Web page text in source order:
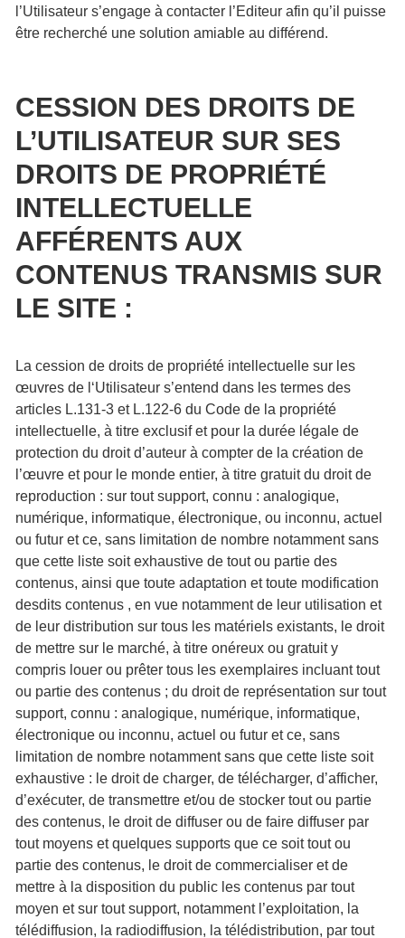
l’Utilisateur s’engage à contacter l’Editeur afin qu’il puisse
être recherché une solution amiable au différend.
CESSION DES DROITS DE
L’UTILISATEUR SUR SES
DROITS DE PROPRIÉTÉ
INTELLECTUELLE
AFFÉRENTS AUX
CONTENUS TRANSMIS SUR
LE SITE :
La cession de droits de propriété intellectuelle sur les
œuvres de l‘Utilisateur s’entend dans les termes des
articles L.131-3 et L.122-6 du Code de la propriété
intellectuelle, à titre exclusif et pour la durée légale de
protection du droit d’auteur à compter de la création de
l’œuvre et pour le monde entier, à titre gratuit du droit de
reproduction : sur tout support, connu : analogique,
numérique, informatique, électronique, ou inconnu, actuel
ou futur et ce, sans limitation de nombre notamment sans
que cette liste soit exhaustive de tout ou partie des
contenus, ainsi que toute adaptation et toute modification
desdits contenus , en vue notamment de leur utilisation et
de leur distribution sur tous les matériels existants, le droit
de mettre sur le marché, à titre onéreux ou gratuit y
compris louer ou prêter tous les exemplaires incluant tout
ou partie des contenus ; du droit de représentation sur tout
support, connu : analogique, numérique, informatique,
électronique ou inconnu, actuel ou futur et ce, sans
limitation de nombre notamment sans que cette liste soit
exhaustive : le droit de charger, de télécharger, d’afficher,
d’exécuter, de transmettre et/ou de stocker tout ou partie
des contenus, le droit de diffuser ou de faire diffuser par
tout moyens et quelques supports que ce soit tout ou
partie des contenus, le droit de commercialiser et de
mettre à la disposition du public les contenus par tout
moyen et sur tout support, notamment l’exploitation, la
télédiffusion, la radiodiffusion, la télédistribution, par tout